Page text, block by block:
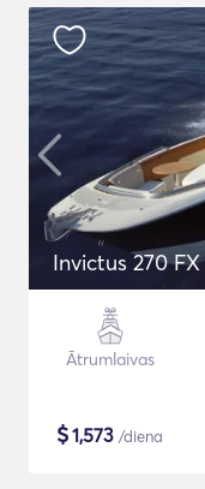
Invictus 270 FX
Ātrumlaivas
$1,573 /diena